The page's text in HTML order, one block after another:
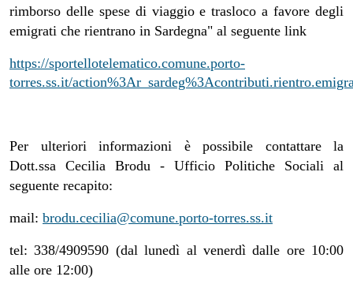
rimborso delle spese di viaggio e trasloco a favore degli
emigrati che rientrano in Sardegna" al seguente link
https://sportellotelematico.comune.porto-
torres.ss.it/
Per ulteriori informazioni è possibile contattare la
Dott.ssa Cecilia Brodu - Ufficio Politiche Sociali al
seguente recapito:
mail: brodu.cecilia@comune.porto-torres.ss.it
tel: 338/4909590 (dal lunedì al venerdì dalle ore 10:00
alle ore 12:00)